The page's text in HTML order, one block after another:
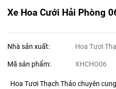
Xe Hoa Cưới Hải Phòng
Nhà sản xuất: Hoa Tươi
Mã sản phẩm: XHCHO06
Hoa Tươi Thạch Thảo chuyên